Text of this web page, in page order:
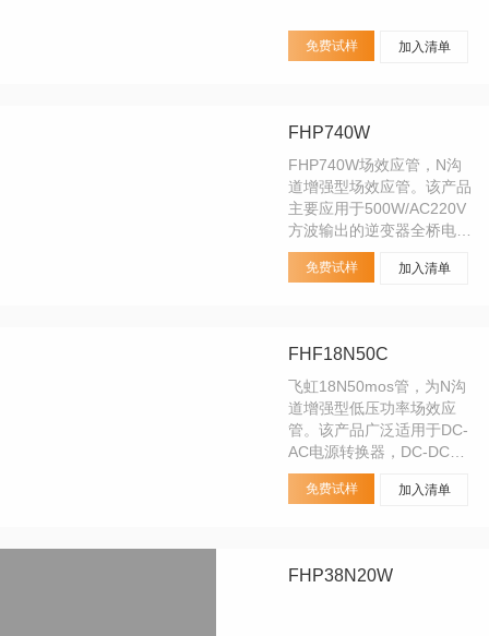
免费试样 加入清单
FHP740W
FHP740W场效应管，N沟
道增强型场效应管。该产品
主要应用于500W/AC220V
方波输出的逆变器全桥电
路，开关电源，高压H桥
PMW马达驱动。可替代其
免费试样 加入清单
FHF18N50C
飞虹18N50mos管，为N沟
道增强型低压功率场效应
管。该产品广泛适用于DC-
AC电源转换器，DC-DC电
源转换器，开关电源/紫外
线灯电子镇流器。
免费试样 加入清单
FHP38N20W